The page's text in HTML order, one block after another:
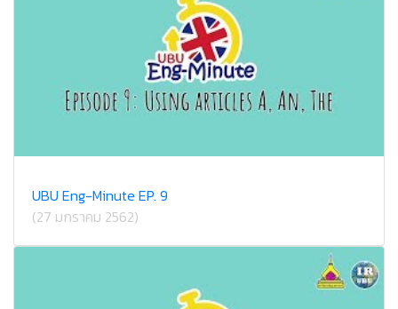
UBU Eng-Minute EP. 9
(27 มกราคม 2562)